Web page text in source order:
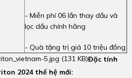
- Miễn phí 06 lần thay dầu và
lọc dầu chính hãng
- Quà tặng trị giá 10 triệu đồng
Đặc tính
2024 thế hệ mới: